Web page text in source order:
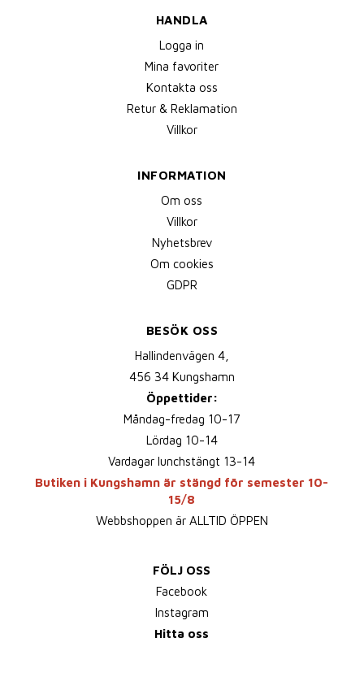
HANDLA
Logga in
Mina favoriter
Kontakta oss
Retur & Reklamation
Villkor
INFORMATION
Om oss
Villkor
Nyhetsbrev
Om cookies
GDPR
BESÖK OSS
Hallindenvägen 4,
456 34 Kungshamn
Öppettider:
Måndag-fredag 10-17
Lördag 10-14
Vardagar lunchstängt 13-14
Butiken i Kungshamn är stängd för semester 10-
15/8
Webbshoppen är ALLTID ÖPPEN
FÖLJ OSS
Facebook
Instagram
Hitta oss